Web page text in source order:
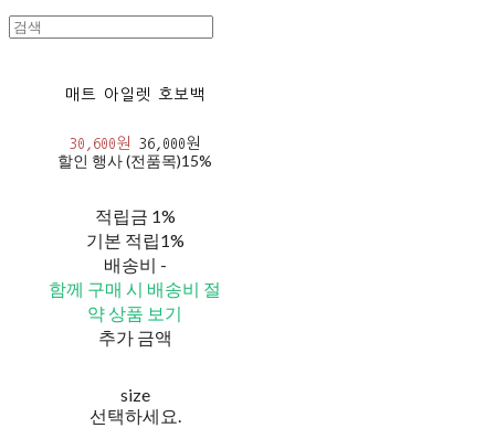
매트 아일렛 호보백
30,600원 36,000원
할인 행사 (전품목)15%
적립금 1%
기본 적립1%
배송비 -
함께 구매 시 배송비 절
약 상품 보기
추가 금액
size
선택하세요.